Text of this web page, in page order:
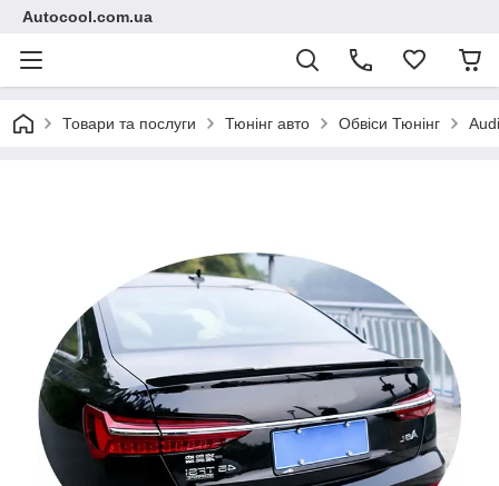
Autocool.com.ua
Товари та послуги Тюнінг авто Обвіси Тюнінг Audi